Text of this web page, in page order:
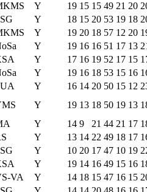
Y 19 15 15 49 21 20
Y 18 15 20 53 19 18
Y 19 20 18 57 12 20
Y 19 16 16 51 17 13
Y 17 16 19 52 17 15
Y 19 16 18 53 15 16
Y 16 14 20 50 15 12
Y 19 13 18 50 19 13
Y 14 9 21 44 21 17
Y 13 14 22 49 18 17
Y 10 20 17 47 10 19
Y 19 14 16 49 15 16
VA Y 14 18 15 47 16 15